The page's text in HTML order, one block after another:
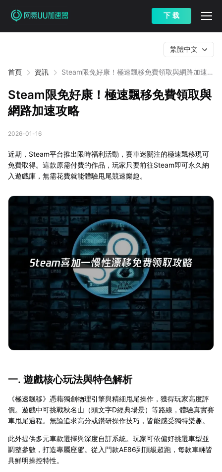
下 载
首頁 資訊
Steam限免好康！極速飄移免費領取與網路加速攻
繁體中文
Steam限免好康！極速飄移免費領取與
網路加速攻略
2026-01-16
近期，Steam平台推出限時福利活動，賽車迷關注的極速飄移現可
免費取得。這款原需付費的作品，玩家只要前往Steam即可永久納
入遊戲庫，無需花費就能體驗甩尾競速樂趣。
一. 遊戲核心玩法與特色解析
《極速飄移》憑藉獨創物理引擎與精細甩尾操作，獲得玩家高度評
價。遊戲中可挑戰秋名山（頭文字D經典場景）等路線，體驗真實賽
車甩尾過程。無論追求高分或鑽研操作技巧，皆能感受獨特樂趣。
此外提供多元車款選擇與深度自訂系統。玩家可依偏好挑選車型並
調整參數，打造專屬座駕。從入門款AE86到頂級超跑，每款車輛皆
具鮮明操控特性。